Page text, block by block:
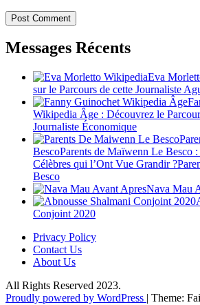
Messages Récents
Eva
sur le Parcours de cette Journaliste
Wikipedia Âge : Découvrez le
Journaliste Économique
BescoParents de Maïwenn Le Besco
Célèbres qui l’Ont Vue Grandir
Besco
Nava Mau
Conjoint 2020
Privacy Policy
Contact Us
About Us
All Rights Reserved 2023.
Proudly powered by WordPress | Theme: